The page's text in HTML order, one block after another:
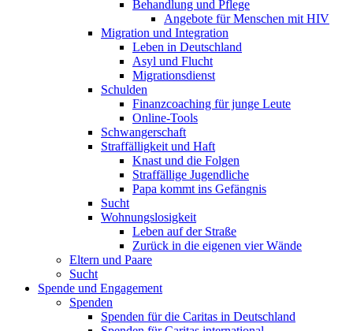
Behandlung und Pflege
Angebote für Menschen mit HIV
Migration und Integration
Leben in Deutschland
Asyl und Flucht
Migrationsdienst
Schulden
Finanzcoaching für junge Leute
Online-Tools
Schwangerschaft
Straffälligkeit und Haft
Knast und die Folgen
Straffällige Jugendliche
Papa kommt ins Gefängnis
Sucht
Wohnungslosigkeit
Leben auf der Straße
Zurück in die eigenen vier Wände
Eltern und Paare
Sucht
Spende und Engagement
Spenden
Spenden für die Caritas in Deutschland